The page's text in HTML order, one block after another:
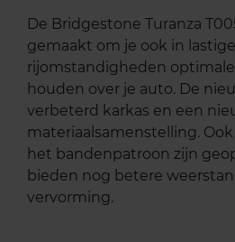
De Bridgestone Turanza
gemaakt om je ook in
rijomstandigheden
houden over je auto. De
verbeterd karkas en een
materiaalsamenstelling.
het bandenpatroon zijn
bieden nog betere
vervorming.